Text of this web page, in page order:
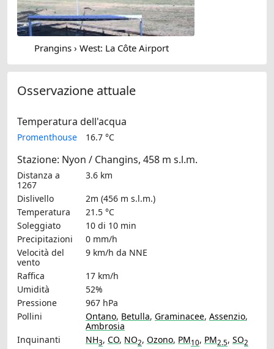
Prangins › West: La Côte Airport
Osservazione attuale
Temperatura dell'acqua
Promenthouse 16.7 °C
Stazione: Nyon / Changins, 458 m s.l.m.
Distanza a
1267
3.6 km
Dislivello
2m (456 m s.l.m.)
Temperatura
21.5 °C
Soleggiato
10 di 10 min
Precipitazioni
0 mm/h
Velocità del
vento
9 km/h da NNE
Raffica
17 km/h
Umidità
52%
Pressione
967 hPa
Pollini
Ontano, Betulla, Graminacee, Assenzio,
Ambrosia
Inquinanti
NH3, CO, NO2, Ozono, PM10, PM2.5, SO2